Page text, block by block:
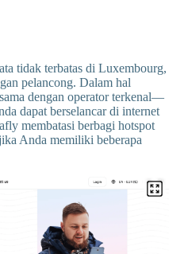
tidak terbatas di Luxembourg,
pelancong. Dalam hal
dengan operator terkenal—
dapat berselancar di internet
membatasi berbagi hotspot
Anda memiliki beberapa